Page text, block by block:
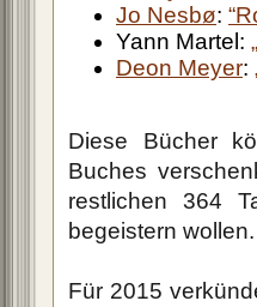
Jo Nesbø:
Yann Martel:
Deon Meyer:
Diese Bücher
Buches
restlichen 364
begeistern wollen.
Für 2015